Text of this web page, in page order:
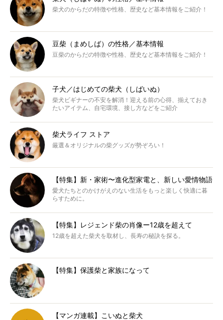
柴犬のからだの特徴や性格、歴史など基本情報をご紹介！
豆柴（まめしば）の性格／基本情報
豆柴のからだの特徴や性格、歴史など基本情報をご紹介！
子犬／はじめての柴犬（しばいぬ）
柴犬ビギナーの不安を解消！迎える前の心得、揃えておき
たいアイテム、自宅環境、接し方などをご紹介
柴犬ライフ ストア
厳選＆オリジナルの柴グッズが勢ぞろい！
【特集】新・家術〜進化型家電と、新しい愛情物語
愛犬たちとのかけがえのない生活をもっと楽しく快適に暮
らすために。
【特集】レジェンド柴の肖像ー12歳を超えて
12歳を超えた柴犬を取材し、長寿の秘訣を探る。
【特集】保護柴と家族になって
【マンガ連載】こいぬと柴犬